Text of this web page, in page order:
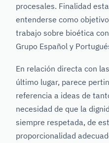
procesales. Finalidad
entenderse como
trabajo sobre bioética
Grupo Español y
En relación directa con
último lugar, parece
referencia a ideas de
necesidad de que la
siempre respetada, de
proporcionalidad